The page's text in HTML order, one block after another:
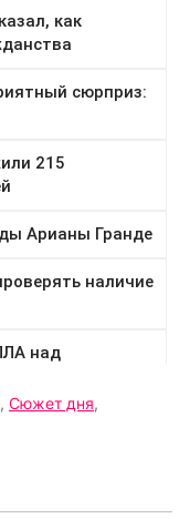
, Сюжет дня,